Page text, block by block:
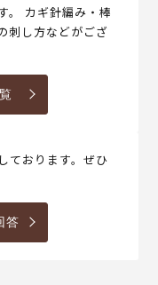
。 カギ針編み・棒
刺し方などがござ
ております。ぜひ
答